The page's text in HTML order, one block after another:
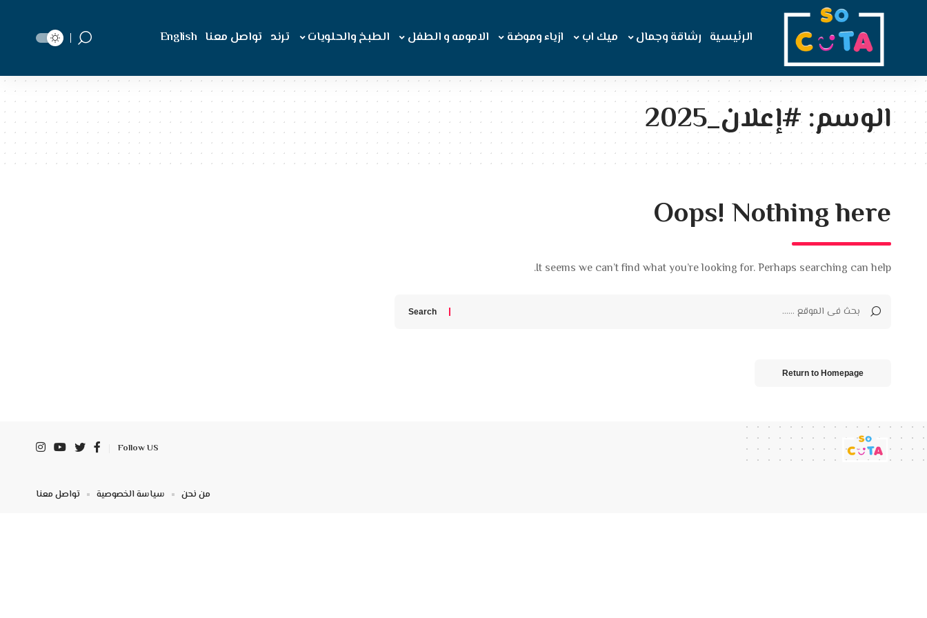
الرئيسية رشاقة وجمال ميك اب ازياء وموضة الامومه و الطفل الطبخ والحلويات ترند تواصل معنا English
الوسم:#إعلان_2025
Oops! Nothing here
It seems we can’t find what you’re looking for. Perhaps searching can help.
Return to Homepage
Follow US
من نحن سياسة الخصوصية تواصل معنا